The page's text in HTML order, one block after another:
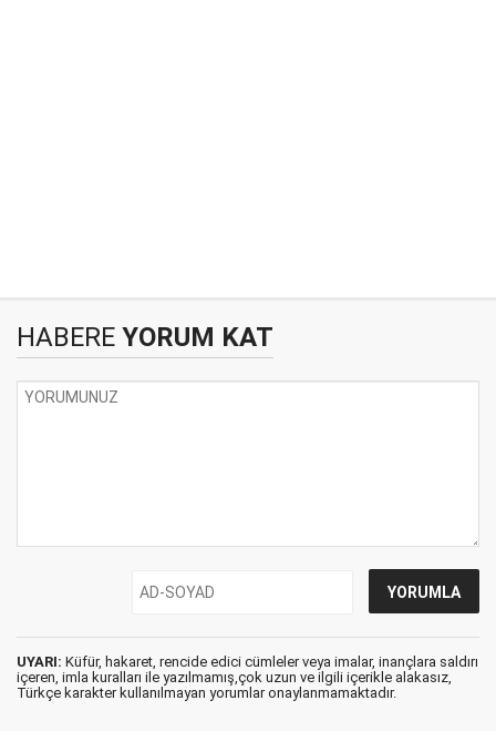
HABERE YORUM KAT
UYARI: Küfür, hakaret, rencide edici cümleler veya imalar, inançlara saldırı
içeren, imla kuralları ile yazılmamış,çok uzun ve ilgili içerikle alakasız,
Türkçe karakter kullanılmayan yorumlar onaylanmamaktadır.